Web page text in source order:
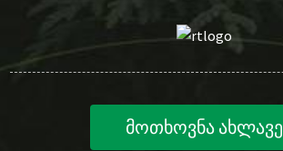
მოთხოვნა ახლავე